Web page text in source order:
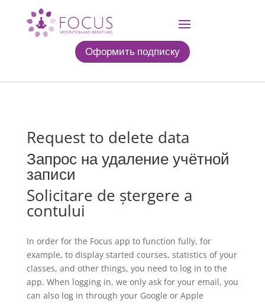
Оформить подписку
Request to delete data
Запрос на удаление учётной
записи
Solicitare de ștergere a
contului
In order for the Focus app to function fully, for
example, to display started courses, statistics of your
classes, and other things, you need to log in to the
app. When logging in, we only ask for your email, you
can also log in through your Google or Apple